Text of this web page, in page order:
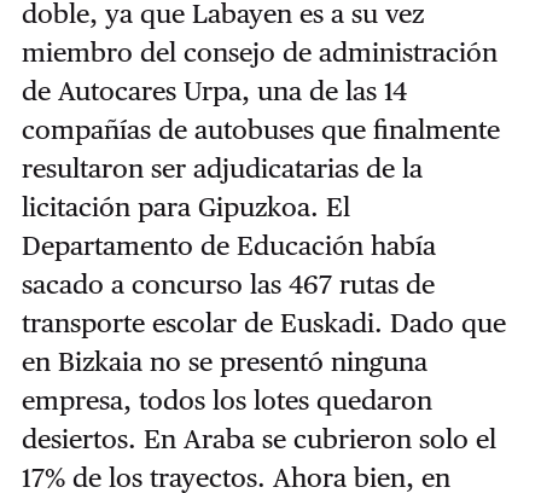
doble, ya que Labayen es a su vez
miembro del consejo de administración
de Autocares Urpa, una de las 14
compañías de autobuses que finalmente
resultaron ser adjudicatarias de la
licitación para Gipuzkoa. El
Departamento de Educación había
sacado a concurso las 467 rutas de
transporte escolar de Euskadi. Dado que
en Bizkaia no se presentó ninguna
empresa, todos los lotes quedaron
desiertos. En Araba se cubrieron solo el
17% de los trayectos. Ahora bien, en